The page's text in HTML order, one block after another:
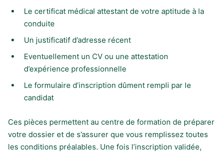
Le certificat médical attestant de votre aptitude à la
conduite
Un justificatif d’adresse récent
Eventuellement un CV ou une attestation
d’expérience professionnelle
Le formulaire d’inscription dûment rempli par le
candidat
Ces pièces permettent au centre de formation de préparer
votre dossier et de s’assurer que vous remplissez toutes
les conditions préalables. Une fois l’inscription validée,